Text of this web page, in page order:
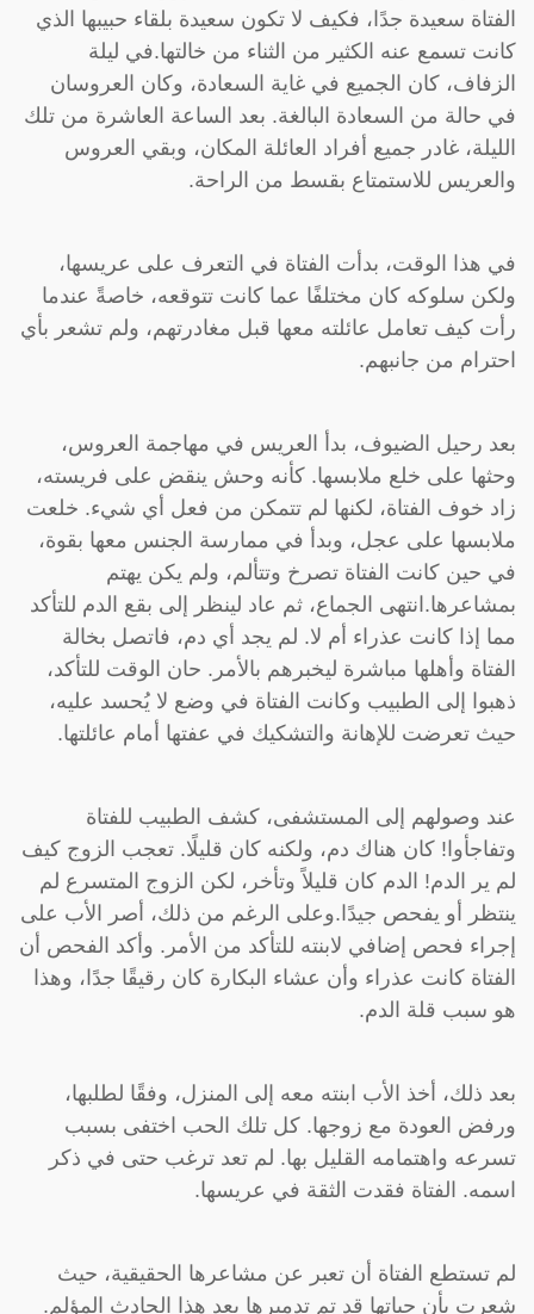
الفتاة سعيدة جدًا، فكيف لا تكون سعيدة بلقاء حبيبها الذي
كانت تسمع عنه الكثير من الثناء من خالتها.في ليلة
الزفاف، كان الجميع في غاية السعادة، وكان العروسان
في حالة من السعادة البالغة. بعد الساعة العاشرة من تلك
الليلة، غادر جميع أفراد العائلة المكان، وبقي العروس
والعريس للاستمتاع بقسط من الراحة.
في هذا الوقت، بدأت الفتاة في التعرف على عريسها،
ولكن سلوكه كان مختلفًا عما كانت تتوقعه، خاصةً عندما
رأت كيف تعامل عائلته معها قبل مغادرتهم، ولم تشعر بأي
احترام من جانبهم.
بعد رحيل الضيوف، بدأ العريس في مهاجمة العروس،
وحثها على خلع ملابسها. كأنه وحش ينقض على فريسته،
زاد خوف الفتاة، لكنها لم تتمكن من فعل أي شيء. خلعت
ملابسها على عجل، وبدأ في ممارسة الجنس معها بقوة،
في حين كانت الفتاة تصرخ وتتألم، ولم يكن يهتم
بمشاعرها.انتهى الجماع، ثم عاد لينظر إلى بقع الدم للتأكد
مما إذا كانت عذراء أم لا. لم يجد أي دم، فاتصل بخالة
الفتاة وأهلها مباشرة ليخبرهم بالأمر. حان الوقت للتأكد،
ذهبوا إلى الطبيب وكانت الفتاة في وضع لا يُحسد عليه،
حيث تعرضت للإهانة والتشكيك في عفتها أمام عائلتها.
عند وصولهم إلى المستشفى، كشف الطبيب للفتاة
وتفاجأوا! كان هناك دم، ولكنه كان قليلًا. تعجب الزوج كيف
لم ير الدم! الدم كان قليلاً وتأخر، لكن الزوج المتسرع لم
ينتظر أو يفحص جيدًا.وعلى الرغم من ذلك، أصر الأب على
إجراء فحص إضافي لابنته للتأكد من الأمر. وأكد الفحص أن
الفتاة كانت عذراء وأن عشاء البكارة كان رقيقًا جدًا، وهذا
هو سبب قلة الدم.
بعد ذلك، أخذ الأب ابنته معه إلى المنزل، وفقًا لطلبها،
ورفض العودة مع زوجها. كل تلك الحب اختفى بسبب
تسرعه واهتمامه القليل بها. لم تعد ترغب حتى في ذكر
اسمه. الفتاة فقدت الثقة في عريسها.
لم تستطع الفتاة أن تعبر عن مشاعرها الحقيقية، حيث
شعرت بأن حياتها قد تم تدميرها بعد هذا الحادث المؤلم.